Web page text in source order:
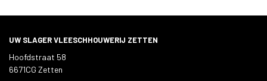
UW SLAGER VLEESCHHOUWERIJ ZETTEN
Hoofdstraat 58
6671CG Zetten